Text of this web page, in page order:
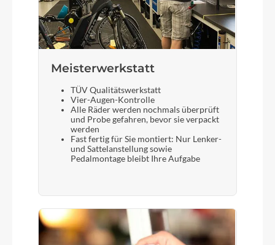
Meisterwerkstatt
TÜV Qualitätswerkstatt
Vier-Augen-Kontrolle
Alle Räder werden nochmals überprüft
und Probe gefahren, bevor sie verpackt
werden
Fast fertig für Sie montiert: Nur Lenker-
und Sattelanstellung sowie
Pedalmontage bleibt Ihre Aufgabe